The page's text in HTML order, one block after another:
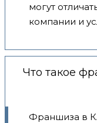
могут
компании и
Что такое
Франшиза в